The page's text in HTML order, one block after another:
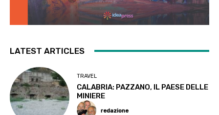
LATEST ARTICLES
TRAVEL
CALABRIA: PAZZANO, IL PAESE DELLE
MINIERE
redazione